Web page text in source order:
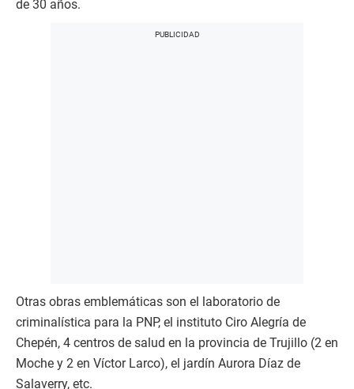
de 30 años.
Otras obras emblemáticas son el laboratorio de
criminalística para la PNP, el instituto Ciro Alegría de
Chepén, 4 centros de salud en la provincia de Trujillo (2 en
Moche y 2 en Víctor Larco), el jardín Aurora Díaz de
Salaverry, etc.